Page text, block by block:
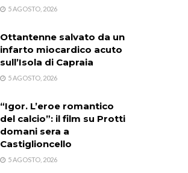
5 AGOSTO, 2026
Ottantenne salvato da un
infarto miocardico acuto
sull’Isola di Capraia
5 AGOSTO, 2026
“Igor. L’eroe romantico
del calcio”: il film su Protti
domani sera a
Castiglioncello
5 AGOSTO, 2026